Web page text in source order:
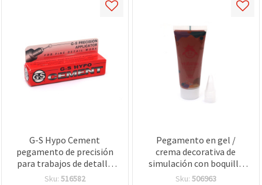
G-S Hypo Cement
pegamento de precisión
para trabajos de detalle
fino en manualidades,
Sku: 516582
Pegamento en gel /
crema decorativa de
simulación con boquilla
para manualidades, color
Sku: 506963